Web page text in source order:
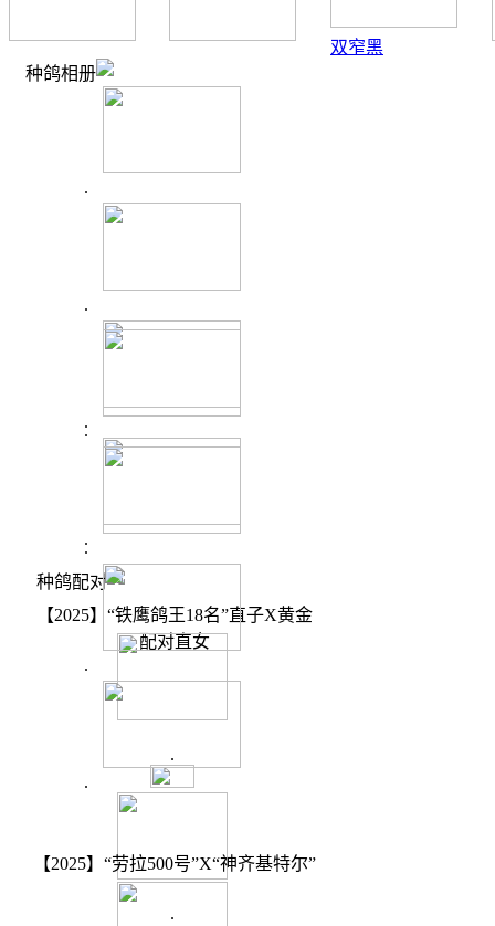
双窄黑
种鸽相册
.
.
.
.
.
.
.
.
种鸽配对
【2025】“铁鹰鸽王18名”直子X黄金
配对直女
.
.
【2025】“劳拉500号”X“神齐基特尔”